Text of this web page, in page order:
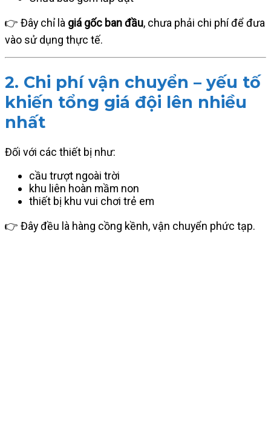
👉 Đây chỉ là giá gốc ban đầu, chưa phải chi phí để đưa
vào sử dụng thực tế.
2. Chi phí vận chuyển – yếu tố
khiến tổng giá đội lên nhiều
nhất
Đối với các thiết bị như:
cầu trượt ngoài trời
khu liên hoàn mầm non
thiết bị khu vui chơi trẻ em
👉 Đây đều là hàng cồng kềnh, vận chuyển phức tạp.